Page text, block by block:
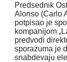
Predsednik
Alonso (Carlo
potpisao je
kompanijom
predvodi
sporazuma je
snabdevaju